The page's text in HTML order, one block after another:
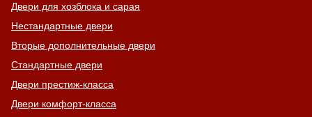
Двери для хозблока и сарая
Нестандартные двери
Вторые дополнительные двери
Стандартные двери
Двери престиж-класса
Двери комфорт-класса